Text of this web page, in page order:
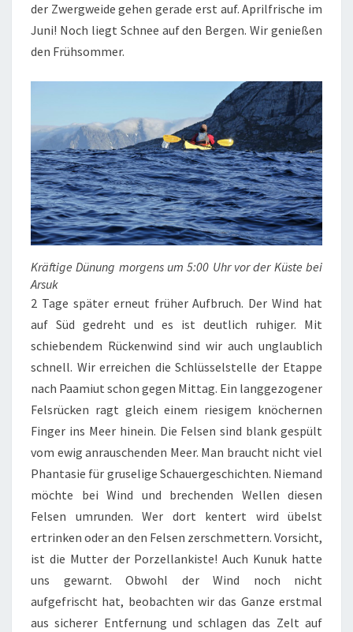
der Zwergweide gehen gerade erst auf. Aprilfrische im
Juni! Noch liegt Schnee auf den Bergen. Wir genießen
den Frühsommer.
Kräftige Dünung morgens um 5:00 Uhr vor der Küste bei
Arsuk
2 Tage später erneut früher Aufbruch. Der Wind hat
auf Süd gedreht und es ist deutlich ruhiger. Mit
schiebendem Rückenwind sind wir auch unglaublich
schnell. Wir erreichen die Schlüsselstelle der Etappe
nach Paamiut schon gegen Mittag. Ein langgezogener
Felsrücken ragt gleich einem riesigem knöchernen
Finger ins Meer hinein. Die Felsen sind blank gespült
vom ewig anrauschenden Meer. Man braucht nicht viel
Phantasie für gruselige Schauergeschichten. Niemand
möchte bei Wind und brechenden Wellen diesen
Felsen umrunden. Wer dort kentert wird übelst
ertrinken oder an den Felsen zerschmettern. Vorsicht,
ist die Mutter der Porzellankiste! Auch Kunuk hatte
uns gewarnt. Obwohl der Wind noch nicht
aufgefrischt hat, beobachten wir das Ganze erstmal
aus sicherer Entfernung und schlagen das Zelt auf